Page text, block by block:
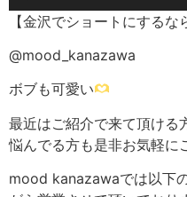
【金沢でショートにするな
@mood_kanazawa
ボブも可愛い
最近はご紹介で来て頂け
悩んでる方も是非お気軽に
mood kanazawaでは以下